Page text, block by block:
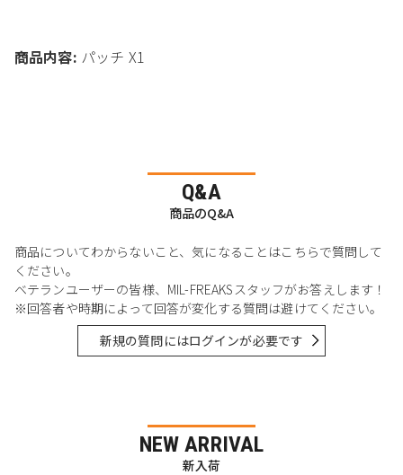
商品内容: パッチ X1
Q&A
商品のQ&A
商品についてわからないこと、気になることはこちらで質問して
ください。
ベテランユーザーの皆様、MIL-FREAKSスタッフがお答えします！
※回答者や時期によって回答が変化する質問は避けてください。
新規の質問にはログインが必要です
NEW ARRIVAL
新入荷